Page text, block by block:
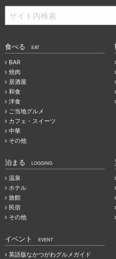
食べる EAT
BAR
焼肉
居酒屋
和食
洋食
ご当地グルメ
カフェ・スイーツ
中華
その他
泊まる LOGGING
温泉
ホテル
旅館
民宿
その他
イベント EVENT
英語版なかつがわグルメガイド